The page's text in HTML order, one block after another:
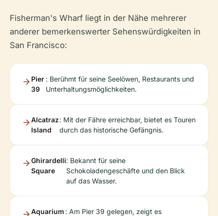
Fisherman's Wharf liegt in der Nähe mehrerer
anderer bemerkenswerter Sehenswürdigkeiten in
San Francisco:
Pier
39
: Berühmt für seine Seelöwen, Restaurants und
Unterhaltungsmöglichkeiten.
Alcatraz
Island
: Mit der Fähre erreichbar, bietet es Touren
durch das historische Gefängnis.
Ghirardelli
Square
: Bekannt für seine
Schokoladengeschäfte und den Blick
auf das Wasser.
Aquarium : Am Pier 39 gelegen, zeigt es